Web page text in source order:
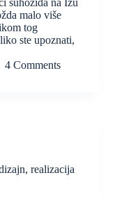
suhozida na Ižu
malo više
tog
ste upoznati,
4 Comments
realizacija